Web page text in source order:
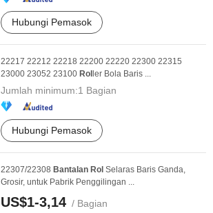
Hubungi Pemasok
22217 22212 22218 22200 22220 22300 22315
23000 23052 23100 Rol ler Bola Baris ...
Jumlah minimum:1 Bagian
Hubungi Pemasok
22307/22308 Bantalan Rol Selaras Baris Ganda,
Grosir, untuk Pabrik Penggilingan ...
US$1-3,14 / Bagian